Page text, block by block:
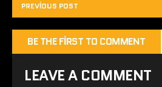
PREVIOUS POST
BE THE FIRST TO COMMENT
LEAVE A COMMENT